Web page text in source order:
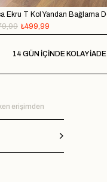
₺499,99
14 GÜN İÇİNDE KOLAY İADE
erişimden